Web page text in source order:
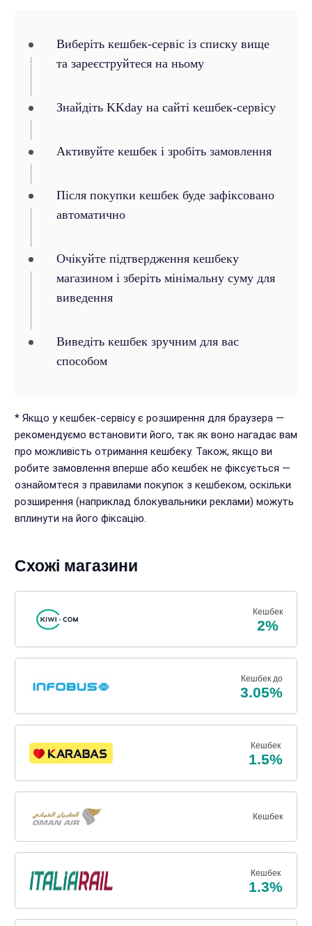
Виберіть кешбек-сервіс із списку вище
та зареєструйтеся на ньому
Знайдіть KKday на сайті кешбек-сервісу
Активуйте кешбек і зробіть замовлення
Після покупки кешбек буде зафіксовано
автоматично
Очікуйте підтвердження кешбеку
магазином і зберіть мінімальну суму для
виведення
Виведіть кешбек зручним для вас
способом
* Якщо у кешбек-сервісу є розширення для браузера —
рекомендуємо встановити його, так як воно нагадає вам
про можливість отримання кешбеку. Також, якщо ви
робите замовлення вперше або кешбек не фіксується —
ознайомтеся з правилами покупок з кешбеком, оскільки
розширення (наприклад блокувальники реклами) можуть
вплинути на його фіксацію.
Схожі магазини
Кешбек
2%
Кешбек до
3.05%
Кешбек
1.5%
Кешбек
Кешбек
1.3%